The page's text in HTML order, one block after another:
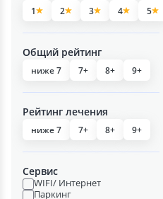
1 2 3 4 5
Общий рейтинг
ниже 7 7+ 8+ 9+
Рейтинг лечения
ниже 7 7+ 8+ 9+
Сервис
WIFI/ Интернет
Паркинг